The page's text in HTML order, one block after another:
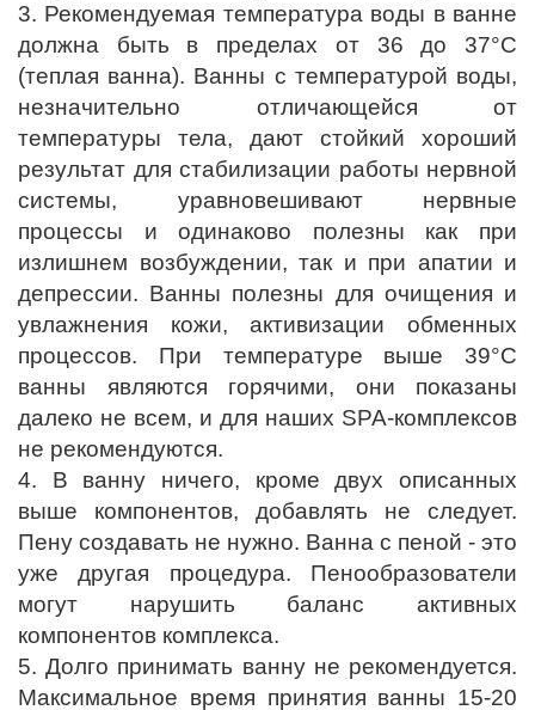
3. Рекомендуемая температура воды в ванне
должна быть в пределах от 36 до 37°С
(теплая ванна). Ванны с температурой воды,
незначительно отличающейся от
температуры тела, дают стойкий хороший
результат для стабилизации работы нервной
системы, уравновешивают нервные
процессы и одинаково полезны как при
излишнем возбуждении, так и при апатии и
депрессии. Ванны полезны для очищения и
увлажнения кожи, активизации обменных
процессов. При температуре выше 39°С
ванны являются горячими, они показаны
далеко не всем, и для наших SPA-комплексов
не рекомендуются.
4. В ванну ничего, кроме двух описанных
выше компонентов, добавлять не следует.
Пену создавать не нужно. Ванна с пеной - это
уже другая процедура. Пенообразователи
могут нарушить баланс активных
компонентов комплекса.
5. Долго принимать ванну не рекомендуется.
Максимальное время принятия ванны 15-20